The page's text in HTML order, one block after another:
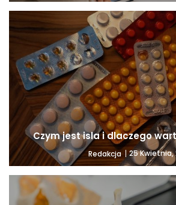
Czym jest isla i dlaczego
Redakcja 25 Kwietnia,